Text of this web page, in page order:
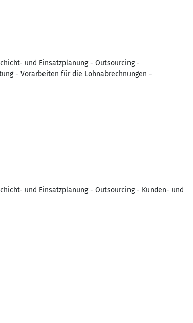
und Einsatzplanung - Outsourcing -
- Vorarbeiten für die Lohnabrechnungen -
und Einsatzplanung - Outsourcing - Kunden- und